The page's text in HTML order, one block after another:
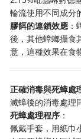
輪流使用不同成分
膠餌的連鎖效應
後，其他蟑螂攝食
意，這種效果在食
正確消毒與死蟑處
滅蟑後的消毒處理
死蟑處理程序 ：
佩戴手套，用紙巾